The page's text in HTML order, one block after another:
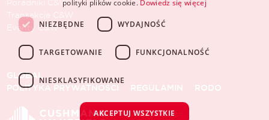
Poradniki C&W
Transakcje C&W
Eventy C&W
GLOBAL
POLITYKA PRYWATNOŚCI
REGULAMIN RODO
polityki plików cookie. Dowiedz się więcej
NIEZBĘDNE WYDAJNOŚĆ
TARGETOWANIE FUNKCJONALNOŚĆ
NIESKLASYFIKOWANE
AKCEPTUJ WSZYSTKIE